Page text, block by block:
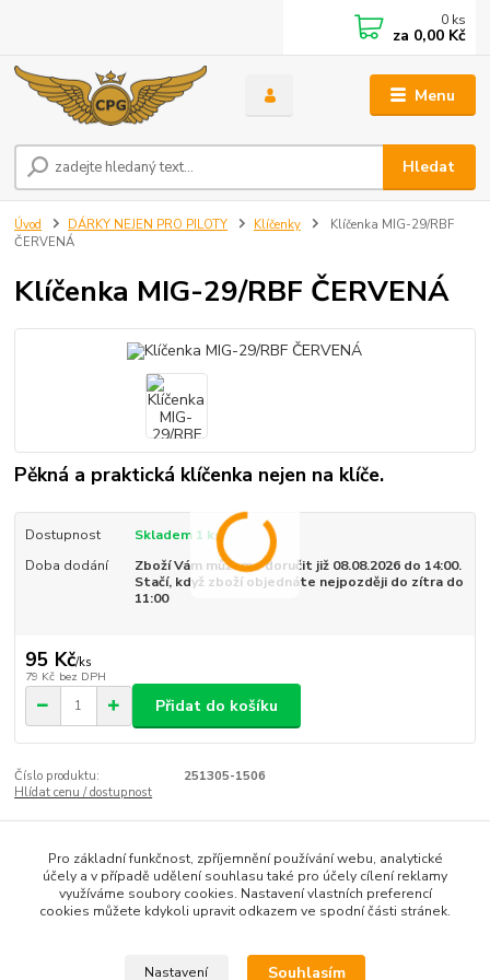
Menu
Hledat
0 ks
za 0,00 Kč
Úvod DÁRKY NEJEN PRO PILOTY Klíčenky
Klíčenka MIG-29/RBF
ČERVENÁ
Klíčenka MIG-29/RBF ČERVENÁ
Pěkná a praktická klíčenka nejen na klíče.
Dostupnost
Skladem 1 ks
Doba dodání
Zboží Vám můžeme doručit již 08.08.2026 do 14:00.
Stačí, když zboží objednáte nejpozději do zítra do
11:00
95 Kč/ks
79 Kč bez DPH
Přidat do košíku
Číslo produktu:
251305-1506
Hlídat cenu / dostupnost
Zboží zařazeno v kategoriích
DÁRKY NEJEN PRO PILOTY
Pro základní funkčnost, zpříjemnění používání webu, analytické
účely a v případě udělení souhlasu také pro účely cílení reklamy
využíváme soubory cookies. Nastavení vlastních preferencí
cookies můžete kdykoli upravit odkazem ve spodní části stránek.
Nastavení Souhlasím